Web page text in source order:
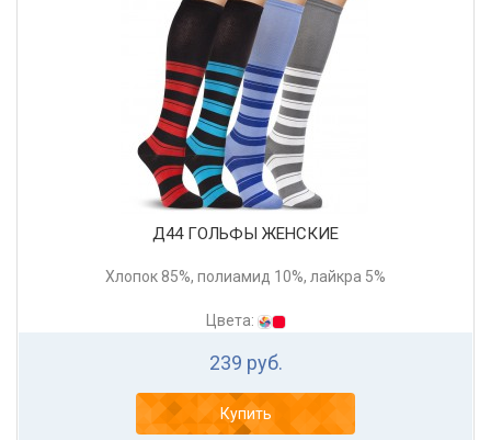
Д44 ГОЛЬФЫ ЖЕНСКИЕ
Хлопок 85%, полиамид 10%, лайкра 5%
Цвета:
239 руб.
Купить